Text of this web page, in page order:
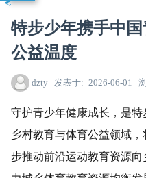
特步少年携手中
公益温度
dzty 发表于 2026-06-01
守护青少年健康成长，是特
乡村教育与体育公益领域
步推动前沿运动教育资源